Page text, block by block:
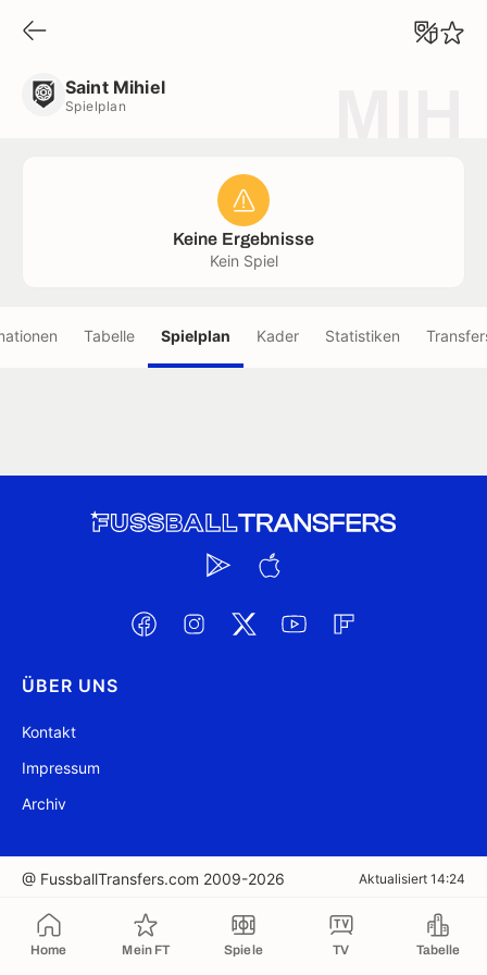
Home Mein FT Spiele TV Tabelle
Saint Mihiel
Spielplan
Keine Ergebnisse
Kein Spiel
Tabelle Spielplan Kader Statistiken
ÜBER UNS
Kontakt
Impressum
Archiv
@ FussballTransfers.com 2009-2026 Aktualisiert 14:24
In die Zwischenablage kopiert